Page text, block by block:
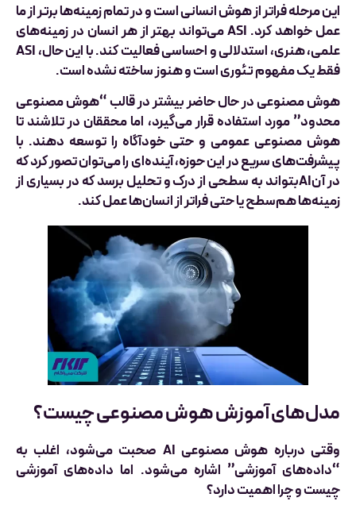
این مرحله فراتر از هوش انسانی است و در تمام زمینه‌ها برتر از ما
عمل خواهد کرد. ASI می‌تواند بهتر از هر انسان در زمینه‌های
علمی، هنری، استدلالی و احساسی فعالیت کند. با این حال، ASI
فقط یک مفهوم تئوری است و هنوز ساخته نشده است.
هوش مصنوعی در حال حاضر بیشتر در قالب “هوش مصنوعی
محدود” مورد استفاده قرار می‌گیرد، اما محققان در تلاشند تا
هوش مصنوعی عمومی و حتی خودآگاه را توسعه دهند. با
پیشرفت‌های سریع در این حوزه، آینده‌ای را می‌توان تصور کرد که
در آنAIبتواند به سطحی از درک و تحلیل برسد که در بسیاری از
زمینه‌ها هم‌سطح یا حتی فراتر از انسان‌ها عمل کند.
مدل‌های آموزش هوش مصنوعی چیست؟
وقتی درباره هوش مصنوعی AI صحبت می‌شود، اغلب به
“داده‌های آموزشی” اشاره می‌شود. اما داده‌های آموزشی
چیست و چرا اهمیت دارد؟